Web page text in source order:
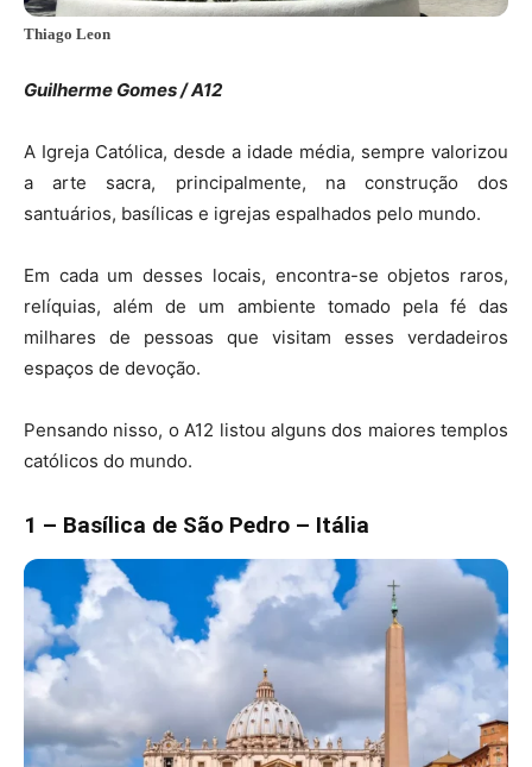
Thiago Leon
Guilherme Gomes / A12
A Igreja Católica, desde a idade média, sempre valorizou
a arte sacra, principalmente, na construção dos
santuários, basílicas e igrejas espalhados pelo mundo.
Em cada um desses locais, encontra-se objetos raros,
relíquias, além de um ambiente tomado pela fé das
milhares de pessoas que visitam esses verdadeiros
espaços de devoção.
Pensando nisso, o A12 listou alguns dos maiores templos
católicos do mundo.
1 – Basílica de São Pedro – Itália